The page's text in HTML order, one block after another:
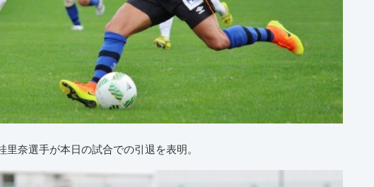
里奈選手が本日の試合での引退を表明。